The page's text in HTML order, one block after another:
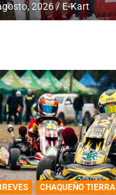
2026 E-Kart
CHAQUEÑO TIERRA
DE E-KART.COM.AR